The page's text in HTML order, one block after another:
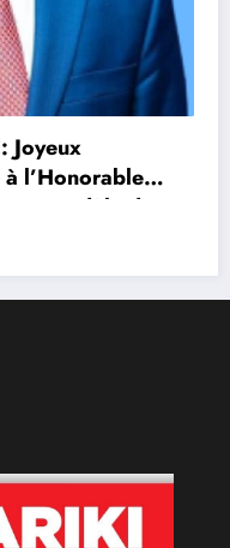
l’Honorable
modèle de